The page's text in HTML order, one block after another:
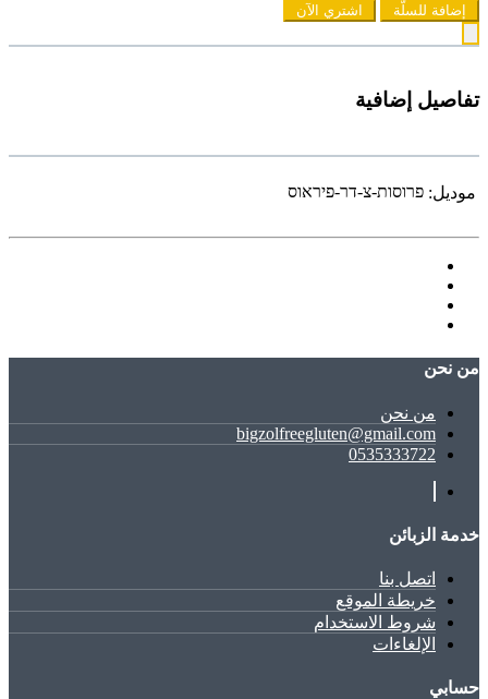
إضافة للسلّة اشتري الآن
تفاصيل إضافية
موديل: פרוסות-צ-דר-פיראוס
ﻣﻦ ﻧﺤﻦ
ﻣﻦ ﻧﺤﻦ
bigzolfreegluten@gmail.com
0535333722
خدمة الزبائن
اتصل بنا
خريطة الموقع
شروط الاستخدام
الإلغاءات
حسابي